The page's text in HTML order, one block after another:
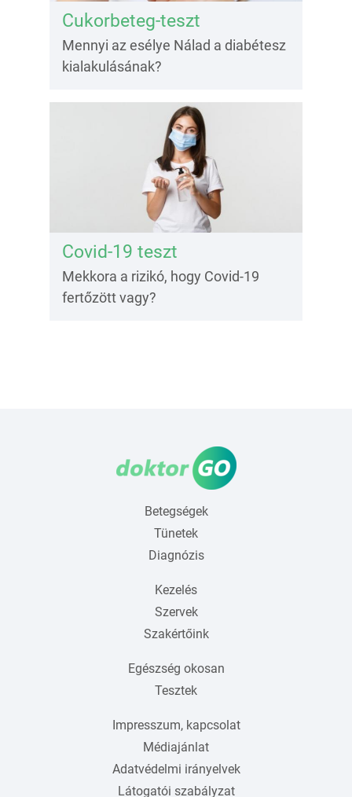
Cukorbeteg-teszt
Mennyi az esélye Nálad a diabétesz
kialakulásának?
Covid-19 teszt
Mekkora a rizikó, hogy Covid-19
fertőzött vagy?
Betegségek
Tünetek
Diagnózis
Kezelés
Szervek
Szakértőink
Egészség okosan
Tesztek
Impresszum, kapcsolat
Médiajánlat
Adatvédelmi irányelvek
Látogatói szabályzat